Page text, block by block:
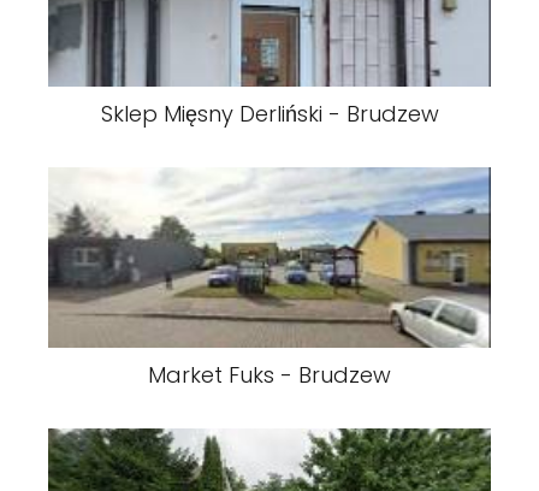
Sklep Mięsny Derliński - Brudzew
Market Fuks - Brudzew